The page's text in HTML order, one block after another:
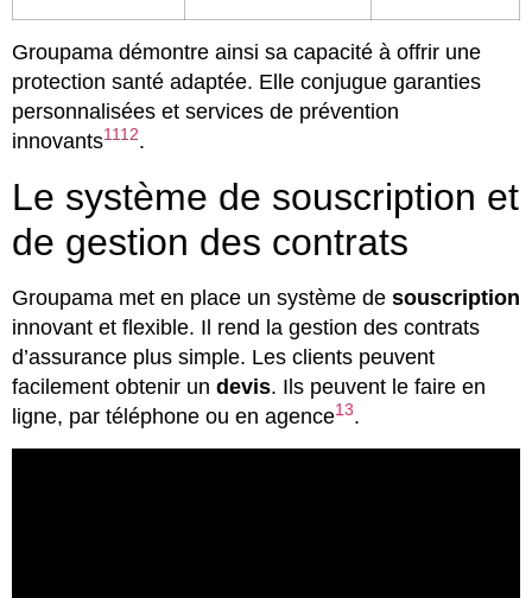
Groupama démontre ainsi sa capacité à offrir une
protection santé adaptée. Elle conjugue garanties
personnalisées et services de prévention
innovants1112.
Le système de souscription et
de gestion des contrats
Groupama met en place un système de souscription
innovant et flexible. Il rend la gestion des contrats
d’assurance plus simple. Les clients peuvent
facilement obtenir un devis. Ils peuvent le faire en
ligne, par téléphone ou en agence13.